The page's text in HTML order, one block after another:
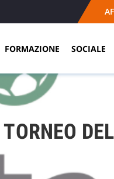
FORMAZIONE SOCIALE